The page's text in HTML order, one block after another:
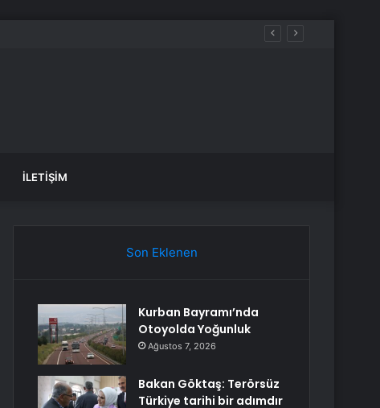
İLETIŞIM
Son Eklenen
Kurban Bayramı’nda
Otoyolda Yoğunluk
Ağustos 7, 2026
Bakan Göktaş: Terörsüz
Türkiye tarihi bir adımdır